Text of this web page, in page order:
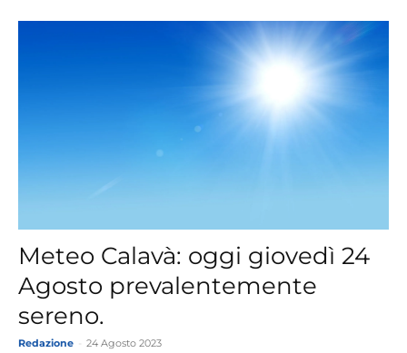
Meteo Calavà: oggi giovedì 24
Agosto prevalentemente
sereno.
Redazione 24 Agosto 2023